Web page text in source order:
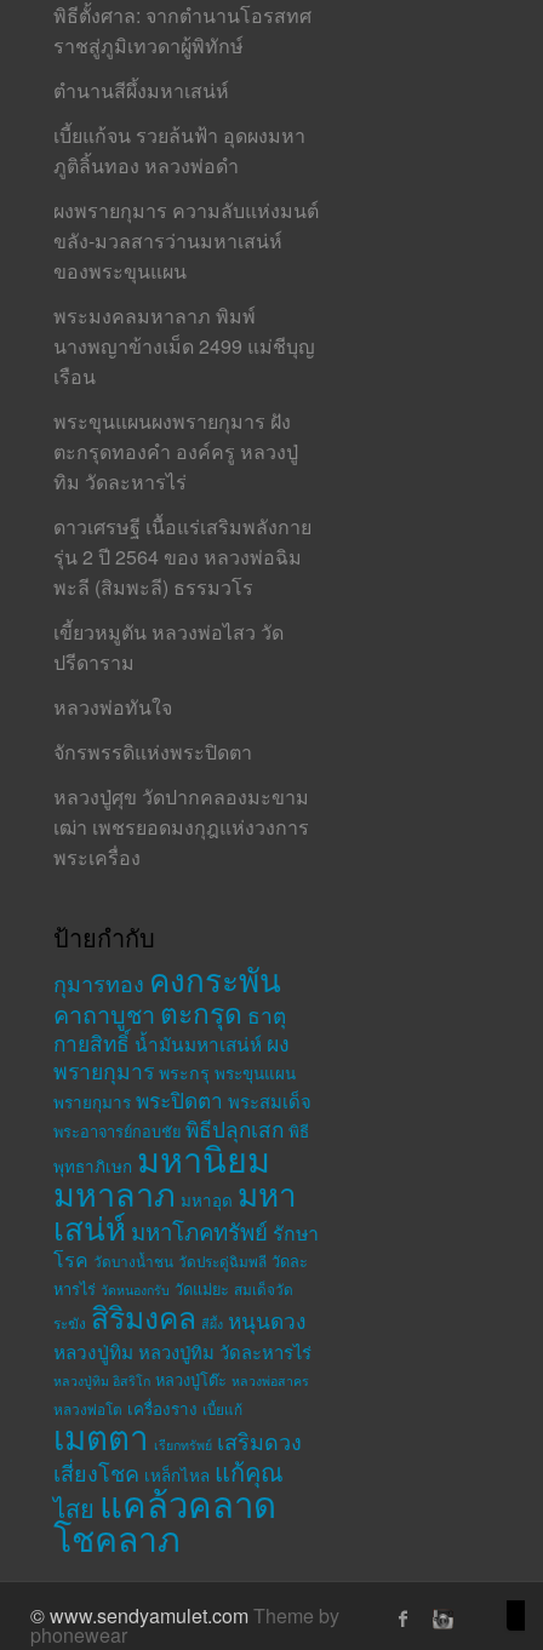
พิธีตั้งศาล: จากตำนานโอรสทศ
ราชสู่ภูมิเทวดาผู้พิทักษ์
ตำนานสีผึ้งมหาเสน่ห์
เบี้ยแก้จน รวยล้นฟ้า อุดผงมหา
ภูติลิ้นทอง หลวงพ่อดำ
ผงพรายกุมาร ความลับแห่งมนต์
ขลัง-มวลสารว่านมหาเสน่ห์
ของพระขุนแผน
พระมงคลมหาลาภ พิมพ์
นางพญาข้างเม็ด 2499 แม่ชีบุญ
เรือน
พระขุนแผนผงพรายกุมาร ฝัง
ตะกรุดทองคำ องค์ครู หลวงปู่
ทิม วัดละหารไร่
ดาวเศรษฐี เนื้อแร่เสริมพลังกาย
รุ่น 2 ปี 2564 ของ หลวงพ่อฉิม
พะลี (สิมพะลี) ธรรมวโร
เขี้ยวหมูตัน หลวงพ่อไสว วัด
ปรีดาราม
หลวงพ่อทันใจ
จักรพรรดิแห่งพระปิดตา
หลวงปู่ศุข วัดปากคลองมะขาม
เฒ่า เพชรยอดมงกุฎแห่งวงการ
พระเครื่อง
ป้ายกำกับ
กุมารทอง คงกระพัน
คาถาบูชา ตะกรุด ธาตุ
กายสิทธิ์ น้ำมันมหาเสน่ห์ ผง
พรายกุมาร พระกรุ พระขุนแผน
พรายกุมาร พระปิดตา พระสมเด็จ
พระอาจารย์กอบชัย พิธีปลุกเสก พิธี
พุทธาภิเษก มหานิยม
มหาลาภ มหาอุด มหา
เสน่ห์ มหาโภคทรัพย์ รักษา
โรค วัดบางน้ำชน วัดประดู่ฉิมพลี วัดละ
หารไร่ วัดหนองกรับ วัดแม่ยะ สมเด็จวัด
ระฆัง สิริมงคล สีผึ้ง หนุนดวง
หลวงปู่ทิม หลวงปู่ทิม วัดละหารไร่
หลวงปู่ทิม อิสริโก หลวงปู่โต๊ะ หลวงพ่อสาคร
หลวงพ่อโต เครื่องราง เบี้ยแก้
เมตตา เรียกทรัพย์ เสริมดวง
เสี่ยงโชค เหล็กไหล แก้คุณ
ไสย แคล้วคลาด
โชคลาภ
© www.sendyamulet.comTheme by
phonewear